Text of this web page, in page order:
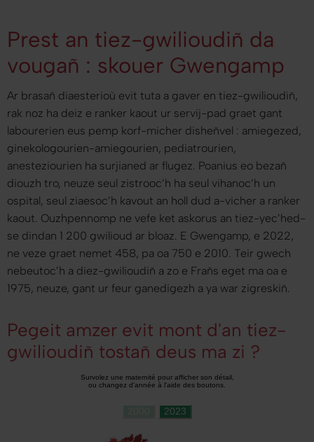
Prest an tiez-gwilioudiñ da
vougañ : skouer Gwengamp
Ar brasañ diaesterioù evit tuta a gaver en tiez-gwilioudiñ,
rak noz ha deiz e ranker kaout ur servij-pad graet gant
labourerien eus pemp korf-micher disheñvel : amiegezed,
ginekologourien-amiegourien, pediatrourien,
anesteziourien ha surjianed ar flugez. Poanius eo bezañ
diouzh tro, neuze seul zistrooc’h ha seul vihanoc’h un
ospital, seul ziaesoc’h kavout an holl dud a-vicher a ranker
kaout. Ouzhpennomp ne vefe ket askorus an tiez-yec’hed-
se dindan 1 200 gwilioud ar bloaz. E Gwengamp, e 2022,
ne veze graet nemet 458, pa oa 750 e 2010. Teir gwech
nebeutoc’h a diez-gwilioudiñ a zo e Frañs eget ma oa e
1975, neuze, gant ur feur ganedigezh a ya war zigreskiñ.
Pegeit amzer evit mont d'an tiez-
gwilioudiñ tostañ deus ma zi ?